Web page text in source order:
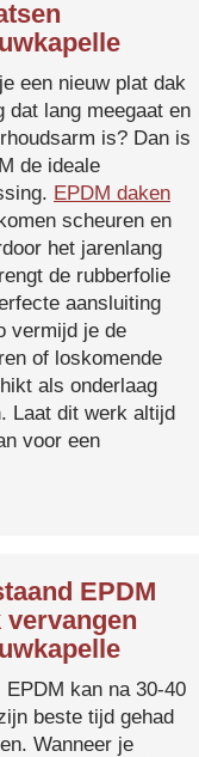
een nieuw plat dak
dat lang meegaat en
is? Dan is
de ideale
EPDM daken
scheuren en
het jarenlang
de rubberfolie
aansluiting
vermijd je de
of loskomende
als onderlaag
Laat dit werk altijd
voor een
EPDM
vervangen
EPDM kan na 30-40
beste tijd gehad
Wanneer je